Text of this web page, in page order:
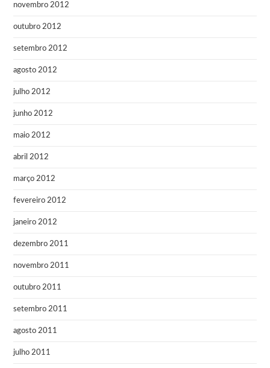
novembro 2012
outubro 2012
setembro 2012
agosto 2012
julho 2012
junho 2012
maio 2012
abril 2012
março 2012
fevereiro 2012
janeiro 2012
dezembro 2011
novembro 2011
outubro 2011
setembro 2011
agosto 2011
julho 2011